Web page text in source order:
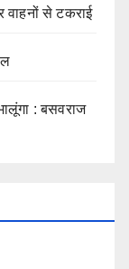
वाहनों से टकराई
: बसवराज